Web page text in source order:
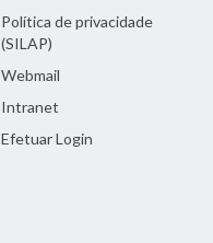
Política de privacidade
(SILAP)
Webmail
Intranet
Efetuar Login